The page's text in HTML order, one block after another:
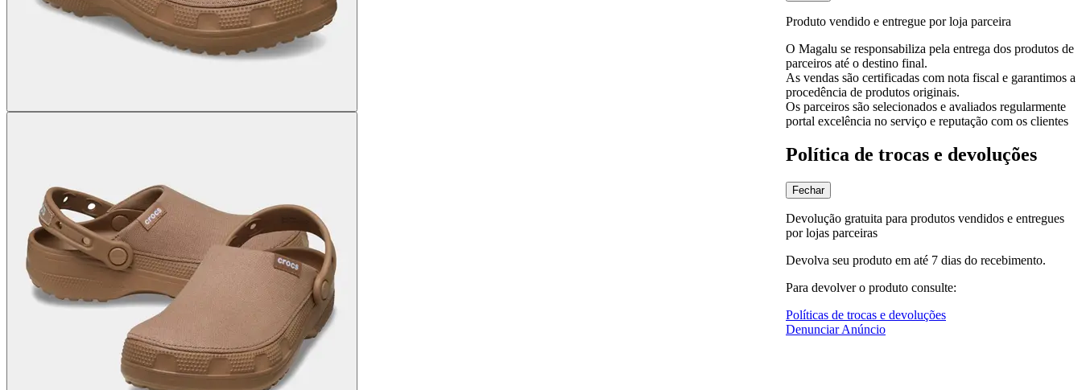
Produto vendido e entregue por loja parceira
O Magalu se responsabiliza pela entrega dos produtos de
parceiros até o destino final.
As vendas são certificadas com nota fiscal e garantimos a
procedência de produtos originais.
Os parceiros são selecionados e avaliados regularmente
portal excelência no serviço e reputação com os clientes
Política de trocas e devoluções
Fechar
Devolução gratuita para produtos vendidos e entregues
por lojas parceiras
Devolva seu produto em até 7 dias do recebimento.
Para devolver o produto consulte:
Políticas de trocas e devoluções
Denunciar Anúncio